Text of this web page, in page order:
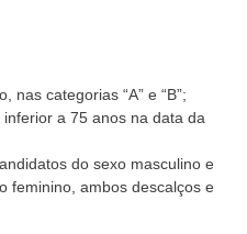
nas categorias “A” e “B”;
a 75 anos na data da
do sexo masculino e
feminino, ambos descalços e